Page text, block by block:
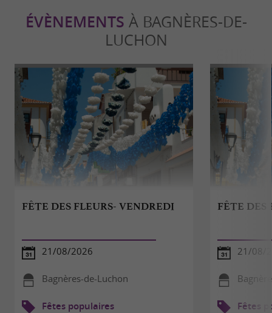
ÉVÈNEMENTS À BAGNÈRES-DE-
LUCHON
FÊTE DES FLEURS- VENDREDI
21/08/2026
Bagnères-de-Luchon
Fêtes populaires
FÊTE DES
21/08/
Fêtes